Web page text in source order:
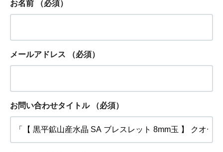
お名前 （必須）
メールアドレス （必須）
お問い合わせタイトル （必須）